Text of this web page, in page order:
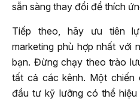
sẵn sàng thay đổi để thích
Tiếp theo, hãy ưu tiên
marketing phù hợp nhất với
bạn. Đừng chạy theo trào
tất cả các kênh. Một chiến
đầu tư kỹ lưỡng có thể